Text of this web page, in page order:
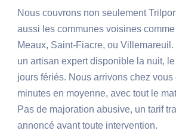
Nous couvrons non seulement
aussi les communes voisines
Meaux, Saint-Fiacre, ou Villemareuil.
un artisan expert disponible la nuit,
jours fériés. Nous arrivons chez
minutes en moyenne, avec tout le
Pas de majoration abusive, un tarif
annoncé avant toute intervention.